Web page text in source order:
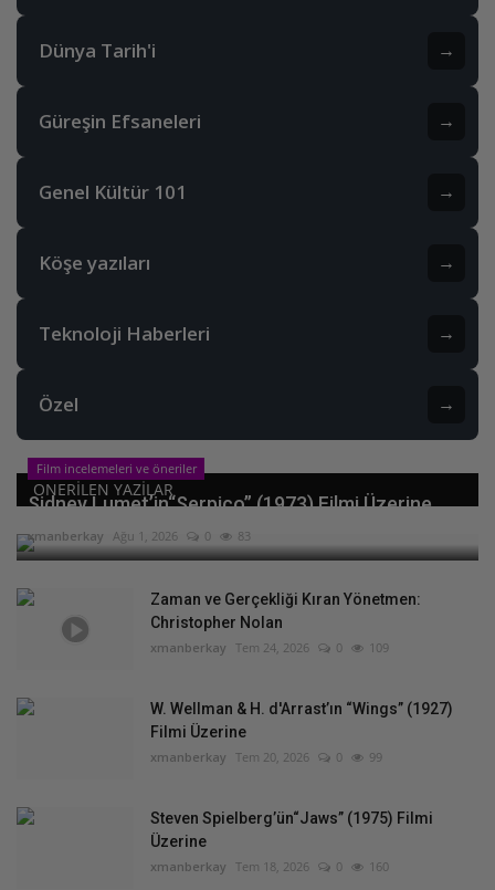
Dünya Tarih'i →
Güreşin Efsaneleri →
Genel Kültür 101 →
Köşe yazıları →
Teknoloji Haberleri →
Özel →
ONERILEN YAZILAR
Film incelemeleri ve öneriler
Sidney Lumet’in“Serpico” (1973) Filmi Üzerine
xmanberkay Ağu 1, 2026 0 83
Zaman ve Gerçekliği Kıran Yönetmen:
Christopher Nolan
xmanberkay Tem 24, 2026 0 109
W. Wellman & H. d'Arrast’ın “Wings” (1927)
Filmi Üzerine
xmanberkay Tem 20, 2026 0 99
Steven Spielberg’ün“Jaws” (1975) Filmi
Üzerine
xmanberkay Tem 18, 2026 0 160